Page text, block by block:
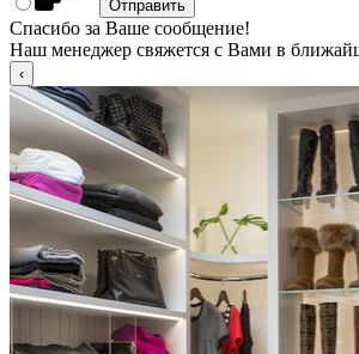
Спасибо за Ваше сообщение!
Наш менеджер свяжется с Вами в